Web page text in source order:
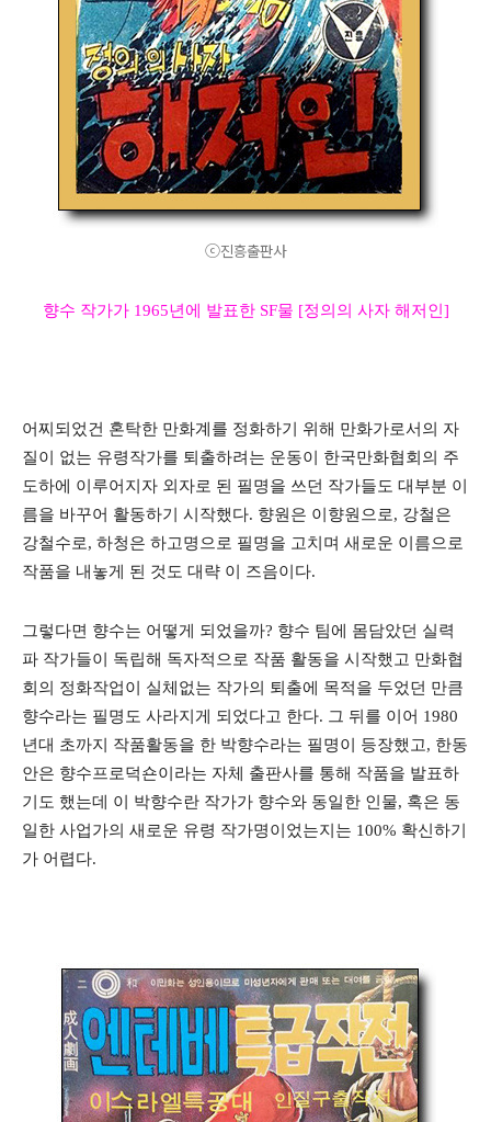
ⓒ진흥출판사
향수 작가가 1965년에 발표한 SF물 [정의의 사자 해저인]
어찌되었건 혼탁한 만화계를 정화하기 위해 만화가로서의 자
질이 없는 유령작가를 퇴출하려는 운동이 한국만화협회의 주
도하에 이루어지자 외자로 된 필명을 쓰던 작가들도 대부분 이
름을 바꾸어 활동하기 시작했다. 향원은 이향원으로, 강철은
강철수로, 하청은 하고명으로 필명을 고치며 새로운 이름으로
작품을 내놓게 된 것도 대략 이 즈음이다.
그렇다면 향수는 어떻게 되었을까? 향수 팀에 몸담았던 실력
파 작가들이 독립해 독자적으로 작품 활동을 시작했고 만화협
회의 정화작업이 실체없는 작가의 퇴출에 목적을 두었던 만큼
향수라는 필명도 사라지게 되었다고 한다. 그 뒤를 이어 1980
년대 초까지 작품활동을 한 박향수라는 필명이 등장했고, 한동
안은 향수프로덕숀이라는 자체 출판사를 통해 작품을 발표하
기도 했는데 이 박향수란 작가가 향수와 동일한 인물, 혹은 동
일한 사업가의 새로운 유령 작가명이었는지는 100% 확신하기
가 어렵다.